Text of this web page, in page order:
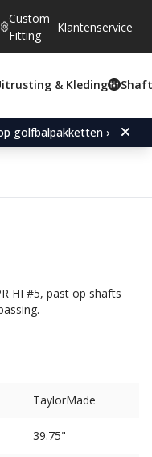
Custom
Fitting
Klantenservice
& Kleding
golfbalpakketten ›
beoordeling:
(aantal stemmen:
13)
Sleeve for
HI #5, past op shafts
TaylorMade
39.75"